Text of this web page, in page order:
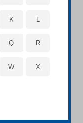
K L
Q R
W X